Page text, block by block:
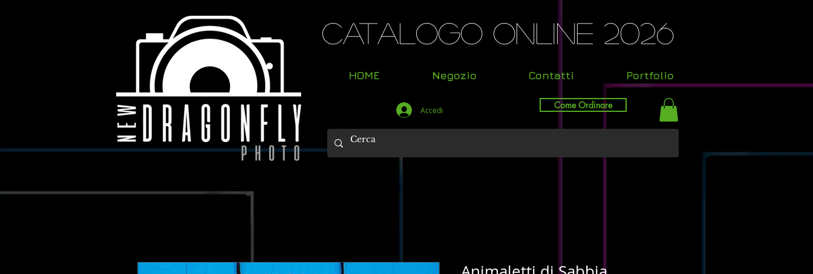
Catalogo Online 2026
HOME Negozio Contatti Portfolio
Accedi Come Ordinare